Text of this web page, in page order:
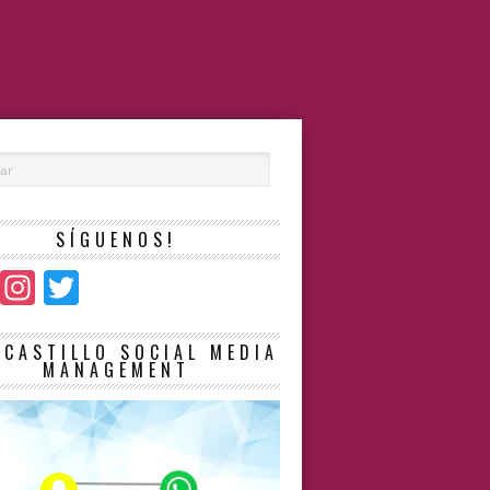
SÍGUENOS!
Instagram
SOCIAL MEDIA
MANAGEMENT